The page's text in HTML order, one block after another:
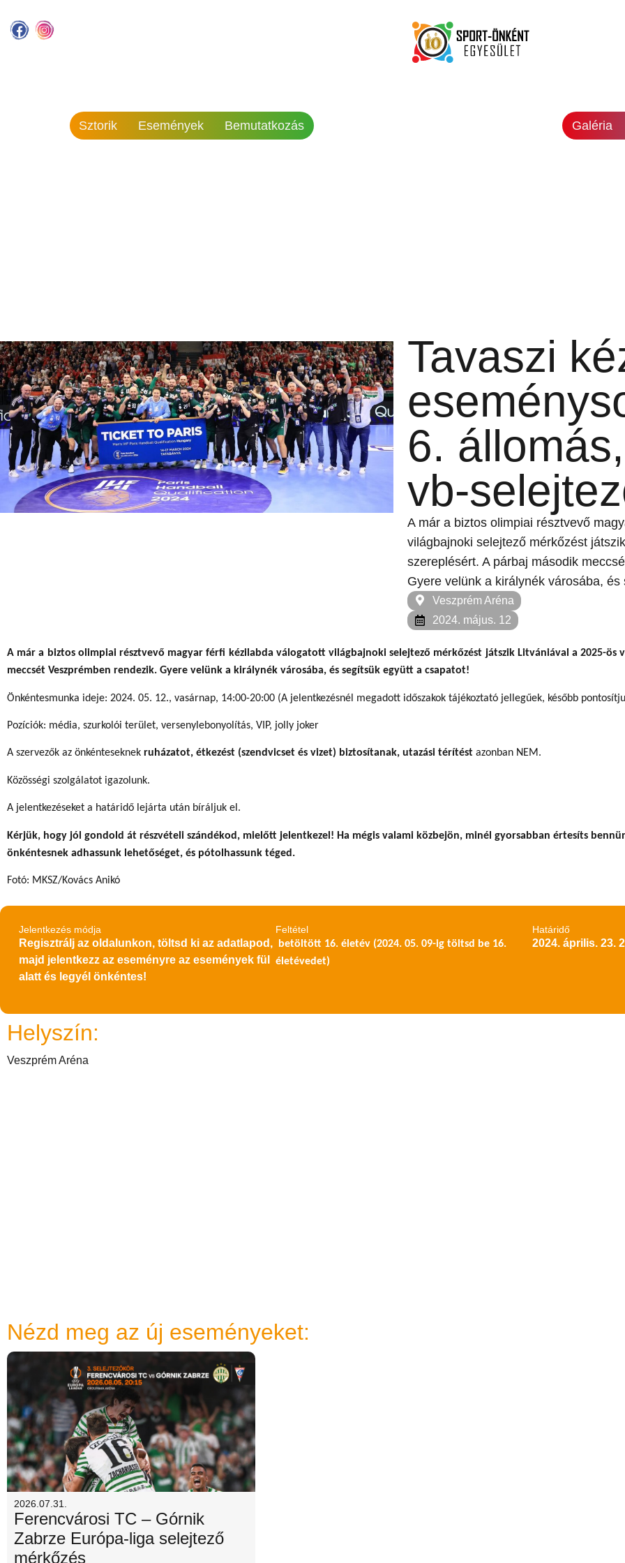
Sztorik Események Bemutatkozás Galéria
Tavaszi
6.
vb-
A már a biztos olimpiai résztvevő
világbajnoki selejtező mérkőzést
szereplésért. A párbaj második
Gyere velünk a királynék városába,
Veszprém Aréna
2024. május. 12
A már a biztos olimpiai résztvevő magyar férfi kézilabda válogatott világbajnoki selejtező mérkőzést játszik Litvániával a 2025-ös
meccsét Veszprémben rendezik. Gyere velünk a királynék városába, és segítsük együtt a csapatot!
Önkéntesmunka ideje: 2024. 05. 12., vasárnap, 14:00-20:00 (A jelentkezésnél megadott időszakok tájékoztató jellegűek, később
Pozíciók: média, szurkolói terület, versenylebonyolítás, VIP, jolly joker
A szervezők az önkénteseknek ruházatot, étkezést (szendvicset és vizet) biztosítanak, utazási térítést azonban NEM.
Közösségi szolgálatot igazolunk.
A jelentkezéseket a határidő lejárta után bíráljuk el.
Kérjük, hogy jól gondold át részvételi szándékod, mielőtt jelentkezel! Ha mégis valami közbejön, minél gyorsabban értesíts
önkéntesnek adhassunk lehetőséget, és pótolhassunk téged.
Fotó: MKSZ/Kovács Anikó
Jelentkezés módja
Regisztrálj az oldalunkon, töltsd ki az adatlapod,
majd jelentkezz az eseményre az események fül
alatt és legyél önkéntes!
Feltétel
betöltött 16. életév (2024. 05. 09-ig töltsd be 16.
életévedet)
Határidő
2024. április. 23.
Helyszín:
Veszprém Aréna
Nézd meg az új eseményeket:
2026.07.31.
Ferencvárosi TC – Górnik
Zabrze Európa-liga selejtező
mérkőzés